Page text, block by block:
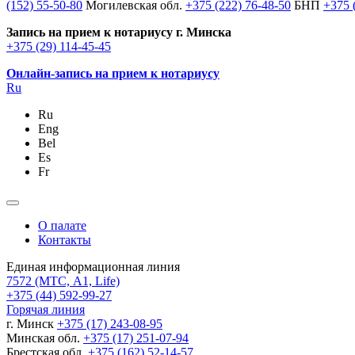
(152) 55-50-80 Могилевская обл. +375 (222) 76-48-50 БНП +375
Запись на прием к нотариусу г. Минска
+375 (29) 114-45-45
Онлайн-запись на прием к нотариусу
Ru
Ru
Eng
Bel
Es
Fr
О палате
Контакты
Единая информационная линия
7572 (МТС, A1, Life)
+375 (44) 592-99-27
Горячая линия
г. Минск +375 (17) 243-08-95
Минская обл. +375 (17) 251-07-94
Брестская обл. +375 (162) 52-14-57